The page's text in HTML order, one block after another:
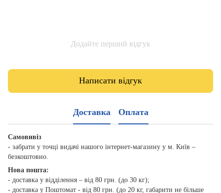
Додайте перший відгук
Написати відгук
Доставка Оплата
Самовивіз
- забрати у точці видачі нашого інтернет-магазину у м. Київ –
безкоштовно.
Нова пошта:
- доставка у відділення – від 80 грн. (до 30 кг);
- доставка у Поштомат - від 80 грн. (до 20 кг, габарити не більше